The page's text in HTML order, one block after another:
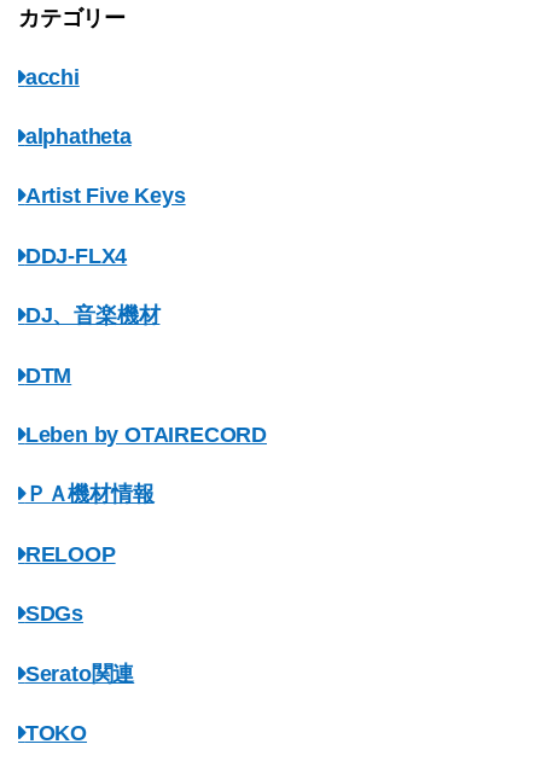
カテゴリー
acchi
alphatheta
Artist Five Keys
DDJ-FLX4
DJ、音楽機材
DTM
Leben by OTAIRECORD
ＰＡ機材情報
RELOOP
SDGs
Serato関連
TOKO